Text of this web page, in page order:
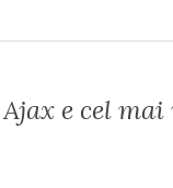
Ajax e cel